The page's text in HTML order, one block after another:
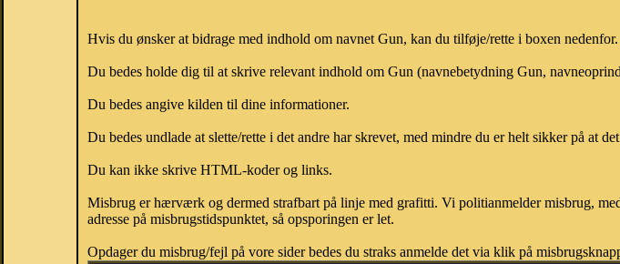
Hvis du ønsker at bidrage med indhold om navnet Gun, kan du tilføje/rette i boxen nedenfor.
Du bedes holde dig til at skrive relevant indhold om Gun (navnebetydning Gun,
Du bedes angive kilden til dine informationer.
Du bedes undlade at slette/rette i det andre har skrevet, med mindre du er helt sikker på at
Du kan ikke skrive HTML-koder og links.
Misbrug er hærværk og dermed strafbart på linje med grafitti. Vi politianmelder misbrug,
adresse på misbrugstidspunktet, så opsporingen er let.
Opdager du misbrug/fejl på vore sider bedes du straks anmelde det via klik på